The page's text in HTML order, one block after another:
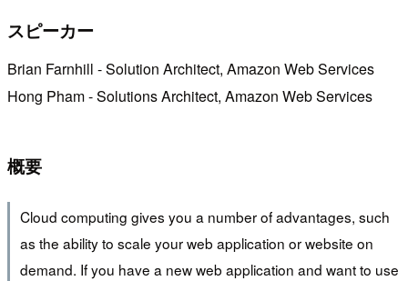
スピーカー
Brian Farnhill - Solution Architect, Amazon Web Services
Hong Pham - Solutions Architect, Amazon Web Services
概要
Cloud computing gives you a number of advantages, such
as the ability to scale your web application or website on
demand. If you have a new web application and want to use